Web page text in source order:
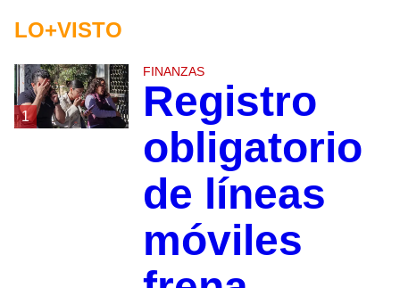
LO+VISTO
1
FINANZAS
Registro
obligatorio
de líneas
móviles